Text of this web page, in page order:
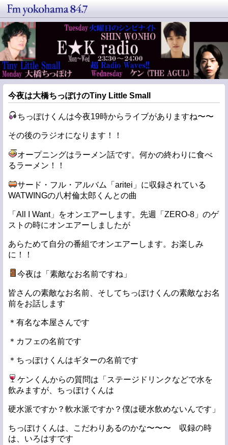
今夜は大橋ちっぽけのTiny Little Small
ちっぽけくんは今夜19時からライブがありますね〜〜
その後のラジオになります！！
オープニングはラーメン話です。何かの終わりに食べ
るラーメン！！
サード・フル・アルバム「aritei」に収録されている
WATWINGの八村倫太郎くんとの曲
「All I Want」をオンエアーします。先週「ZERO-8」のゲ
ストの時にオンエアーしましたが
あらためて自分の番組でオンエアーします。お楽しみ
に！！
今夜は「素敵なお名前ですね」
皆さんの素敵なお名前、そしてちっぽけくんの素敵なお名
前をお話します
＊有名な本屋さんです
＊カフェの名前です
＊ちっぽけくんはギターの名前です
ケンくんからの質問は「ステージドリンクなどで水を
飲みますが、ちっぽけくんは
硬水派ですか？軟水派ですか？僕は硬水飲めないんです」
ちっぽけくんは、こだわりあるのかな〜〜〜 収録の時
は、いろはすです